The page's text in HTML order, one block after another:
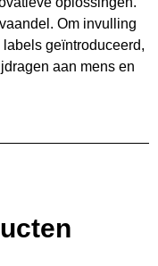
Om invulling
geïntroduceerd,
aan mens en